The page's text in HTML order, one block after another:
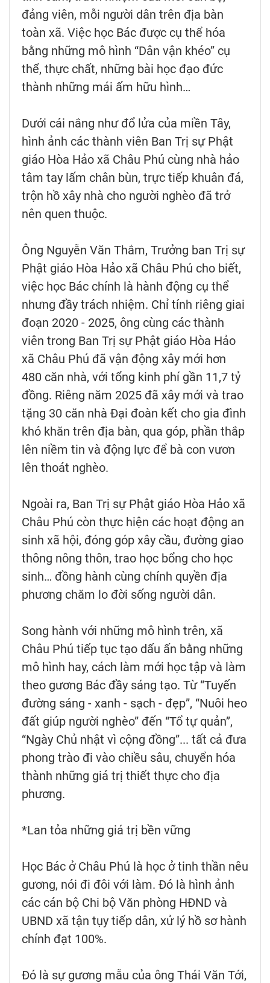
đảng viên, mỗi người dân trên địa bàn
toàn xã. Việc học Bác được cụ thể hóa
bằng những mô hình “Dân vận khéo” cụ
thể, thực chất, những bài học đạo đức
thành những mái ấm hữu hình…
Dưới cái nắng như đổ lửa của miền Tây,
hình ảnh các thành viên Ban Trị sự Phật
giáo Hòa Hảo xã Châu Phú cùng nhà hảo
tâm tay lấm chân bùn, trực tiếp khuân đá,
trộn hồ xây nhà cho người nghèo đã trở
nên quen thuộc.
Ông Nguyễn Văn Thắm, Trưởng ban Trị sự
Phật giáo Hòa Hảo xã Châu Phú cho biết,
việc học Bác chính là hành động cụ thể
nhưng đầy trách nhiệm. Chỉ tính riêng giai
đoạn 2020 - 2025, ông cùng các thành
viên trong Ban Trị sự Phật giáo Hòa Hảo
xã Châu Phú đã vận động xây mới hơn
480 căn nhà, với tổng kinh phí gần 11,7 tỷ
đồng. Riêng năm 2025 đã xây mới và trao
tặng 30 căn nhà Đại đoàn kết cho gia đình
khó khăn trên địa bàn, qua góp, phần thắp
lên niềm tin và động lực để bà con vươn
lên thoát nghèo.
Ngoài ra, Ban Trị sự Phật giáo Hòa Hảo xã
Châu Phú còn thực hiện các hoạt động an
sinh xã hội, đóng góp xây cầu, đường giao
thông nông thôn, trao học bổng cho học
sinh… đồng hành cùng chính quyền địa
phương chăm lo đời sống người dân.
Song hành với những mô hình trên, xã
Châu Phú tiếp tục tạo dấu ấn bằng những
mô hình hay, cách làm mới học tập và làm
theo gương Bác đầy sáng tạo. Từ “Tuyến
đường sáng - xanh - sạch - đẹp”, “Nuôi heo
đất giúp người nghèo” đến “Tổ tự quản”,
“Ngày Chủ nhật vì cộng đồng”... tất cả đưa
phong trào đi vào chiều sâu, chuyển hóa
thành những giá trị thiết thực cho địa
phương.
*Lan tỏa những giá trị bền vững
Học Bác ở Châu Phú là học ở tinh thần nêu
gương, nói đi đôi với làm. Đó là hình ảnh
các cán bộ Chi bộ Văn phòng HĐND và
UBND xã tận tụy tiếp dân, xử lý hồ sơ hành
chính đạt 100%.
Đó là sự gương mẫu của ông Thái Văn Tới,